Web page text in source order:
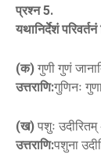
प्रश्न 5.
यथानिर्देशं
(क) गुणी गुणं
उत्तराणि:गुणिनः
(ख) पशुः उदीरितम्
उत्तराणि:पशुना